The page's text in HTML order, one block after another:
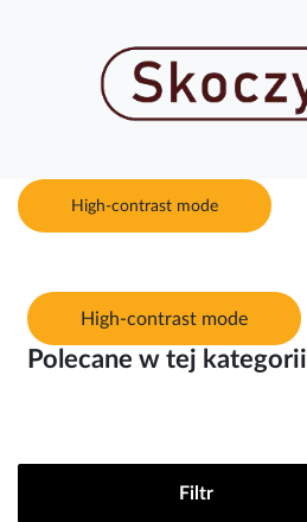
High-contrast mode
High-contrast mode
Polecane w tej kategorii
Filtr